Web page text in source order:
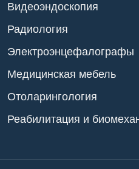
Видеоэндоскопия
Радиология
Электроэнцефалографы
Медицинская мебель
Отоларингология
Реабилитация и